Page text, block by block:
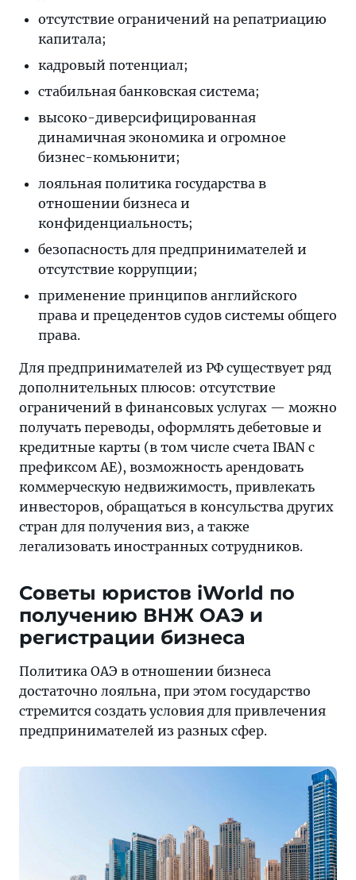
отсутствие ограничений на репатриацию
капитала;
кадровый потенциал;
стабильная банковская система;
высоко-диверсифицированная
динамичная экономика и огромное
бизнес-комьюнити;
лояльная политика государства в
отношении бизнеса и
конфиденциальность;
безопасность для предпринимателей и
отсутствие коррупции;
применение принципов английского
права и прецедентов судов системы общего
права.
Для предпринимателей из РФ существует ряд
дополнительных плюсов: отсутствие
ограничений в финансовых услугах — можно
получать переводы, оформлять дебетовые и
кредитные карты (в том числе счета IBAN с
префиксом AE), возможность арендовать
коммерческую недвижимость, привлекать
инвесторов, обращаться в консульства других
стран для получения виз, а также
легализовать иностранных сотрудников.
Советы юристов iWorld по
получению ВНЖ ОАЭ и
регистрации бизнеса
Политика ОАЭ в отношении бизнеса
достаточно лояльна, при этом государство
стремится создать условия для привлечения
предпринимателей из разных сфер.